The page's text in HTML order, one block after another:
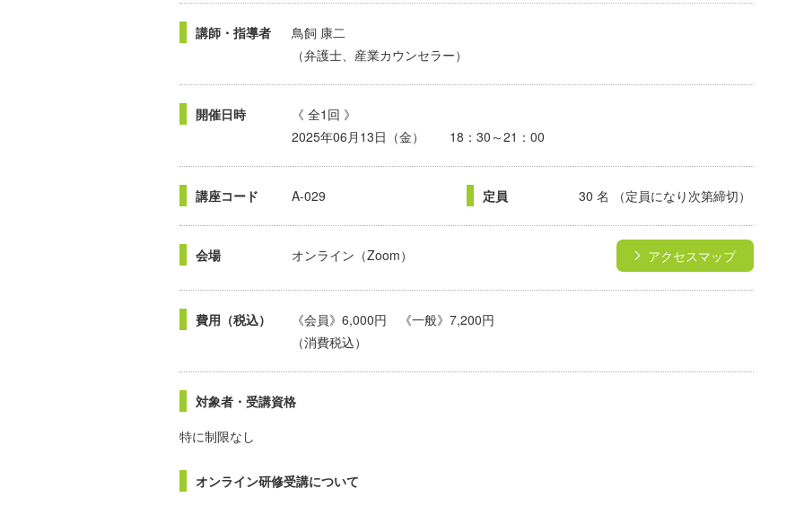
講師・指導者
鳥飼 康二
（弁護士、産業カウンセラー）
開催日時
《 全1回 》
2025年06月13日（金） 18：30～21：00
講座コード A-029 定員 30 名 （定員になり次第締切）
会場 オンライン（Zoom） アクセスマップ
費用（税込）
《会員》6,000円 《一般》7,200円
（消費税込）
対象者・受講資格
特に制限なし
オンライン研修受講について